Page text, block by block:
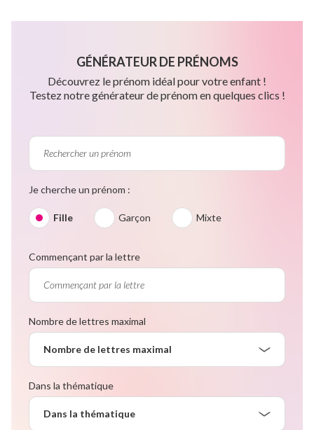
GÉNÉRATEUR DE PRÉNOMS
Découvrez le prénom idéal pour votre enfant !
Testez notre générateur de prénom en quelques clics !
Je cherche un prénom :
Fille Garçon Mixte
Commençant par la lettre
Nombre de lettres maximal
Nombre de lettres maximal
Dans la thématique
Dans la thématique